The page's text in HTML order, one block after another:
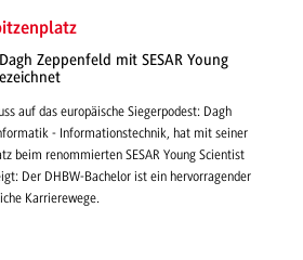
Zeppenfeld mit SESAR Young
auf das europäische Siegerpodest: Dagh
- Informationstechnik, hat mit seiner
beim renommierten SESAR Young Scientist
Der DHBW-Bachelor ist ein hervorragender
Karrierewege.